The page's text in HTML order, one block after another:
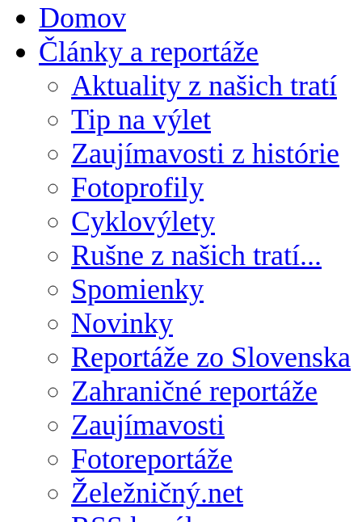
Domov
Články a reportáže
Aktuality z našich tratí
Tip na výlet
Zaujímavosti z histórie
Fotoprofily
Cyklovýlety
Rušne z našich tratí...
Spomienky
Novinky
Reportáže zo Slovenska
Zahraničné reportáže
Zaujímavosti
Fotoreportáže
Želežničný.net